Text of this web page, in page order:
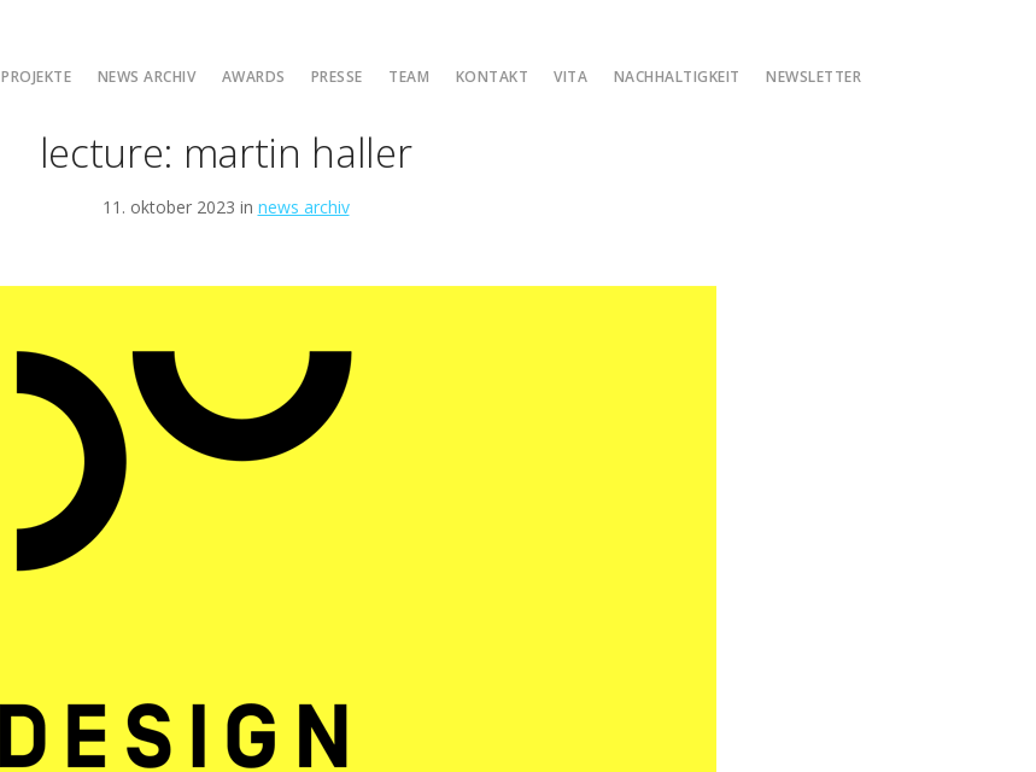
PROJEKTE NEWS ARCHIV AWARDS PRESSE TEAM KONTAKT VITA NACHHALTIGKEIT NEWSLETTER
lecture: martin haller
11. oktober 2023 in news archiv